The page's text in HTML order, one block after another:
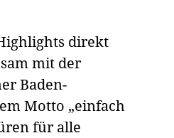
direkt
mit der
Baden-
Motto „einfach
für alle